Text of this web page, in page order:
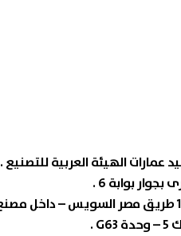
عمارات الهيئة العربية للتصنيع .
بوابة 6 .